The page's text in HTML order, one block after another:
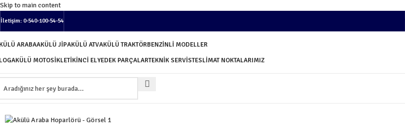
Skip to main content
İletişim: 0-540-100-54-54
ARABAAKÜLÜ JIPAKÜLÜ ATVAKÜLÜ TRAKTÖRBENZINLI MODELLER
AKÜLÜ MOTOSIKLETİKINCI ELYEDEK PARÇALARTEKNIK SERVISTESLIMAT NOKTALARIMIZ
Tükendi